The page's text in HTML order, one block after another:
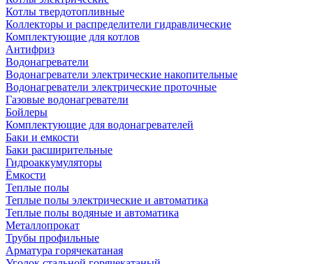
Котлы твердотопливные
Коллекторы и распределители гидравлические
Комплектующие для котлов
Антифриз
Водонагреватели
Водонагреватели электрические накопительные
Водонагреватели электрические проточные
Газовые водонагреватели
Бойлеры
Комплектующие для водонагревателей
Баки и емкости
Баки расширительные
Гидроаккумуляторы
Ёмкости
Теплые полы
Теплые полы электрические и автоматика
Теплые полы водяные и автоматика
Металлопрокат
Трубы профильные
Арматура горячекатаная